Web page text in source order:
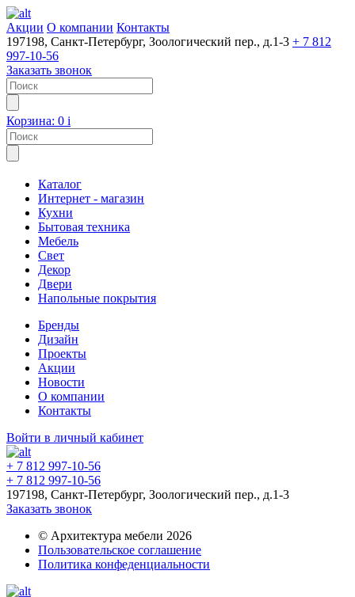
Акции О компании Контакты
197198, Санкт-Петербург, Зоологический пер., д.1-3 + 7 812
997-10-56
Заказать звонок
Корзина: 0 i
Каталог
Интернет - магазин
Кухни
Бытовая техника
Мебель
Свет
Декор
Двери
Напольные покрытия
Бренды
Дизайн
Проекты
Акции
Новости
О компании
Контакты
Войти в личный кабинет
+ 7 812 997-10-56
+ 7 812 997-10-56
197198, Санкт-Петербург, Зоологический пер., д.1-3
Заказать звонок
© Архитектура мебели 2026
Пользовательское соглашение
Политика конфеденциальности